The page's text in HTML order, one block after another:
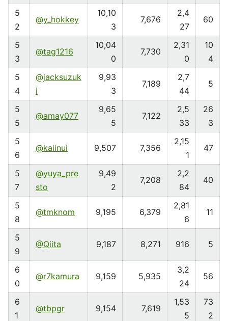
5
2
@y_hokkey
10,10
3
7,676
2,4
27
60
5
3
@tag1216
10,04
0
7,730
2,31
0
10
4
5
4
@jacksuzuk
i
9,93
3
7,189
2,7
44
5
5
5
@amay077
9,65
5
7,122
2,5
33
26
3
5
6
@kaiinui 9,507 7,356
2,15
1
47
5
7
@yuya_pre
sto
9,49
2
7,208
2,2
84
40
5
8
@tmknom 9,195 6,379
2,81
6
11
5
9
@Qiita 9,187 8,271 916 5
6
0
@r7kamura 9,159 5,935
3,2
24
56
6
1
@tbpgr 9,154 7,619
1,53
5
73
2